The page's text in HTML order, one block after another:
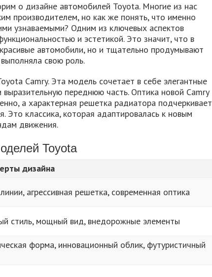
о дизайне автомобилей Toyota. Многие из нас
производителем, но как же понять, что именно
узнаваемыми? Одним из ключевых аспектов
и эстетикой. Это значит, что в
автомобили, но и тщательно продумывают
свою роль.
Camry. Эта модель сочетает в себе элегантные
переднюю часть. Оптика новой Camry
а характерная решетка радиатора подчеркивает
Это классика, которая адаптировалась к новым
движения.
Toyota
дизайна
агрессивная решетка, современная оптика
стиль, мощный вид, внедорожные элементы
форма, инновационный облик, футуристичный